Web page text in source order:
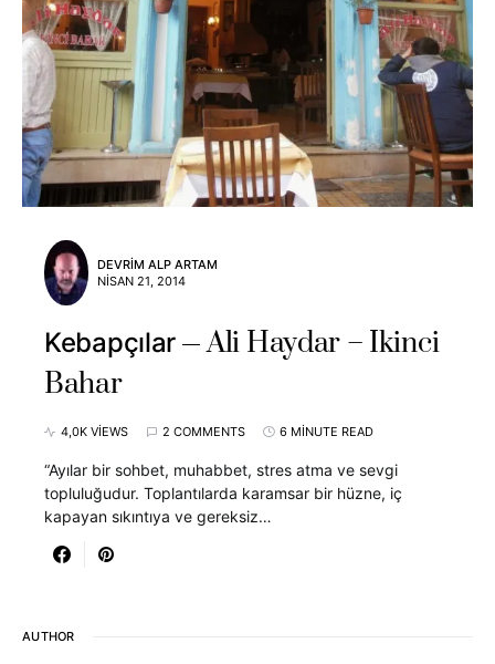
DEVRIM ALP ARTAM
NISAN 21, 2014
Kebapçılar
Ali Haydar – Ikinci
Bahar
4,0K VIEWS 2 COMMENTS 6 MINUTE READ
“Ayılar bir sohbet, muhabbet, stres atma ve sevgi
topluluğudur. Toplantılarda karamsar bir hüzne, iç
kapayan sıkıntıya ve gereksiz…
AUTHOR